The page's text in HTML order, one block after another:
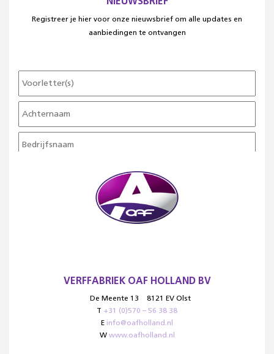
Registreer je hier voor onze nieuwsbrief om alle updates en
aanbiedingen te ontvangen
VERFFABRIEK OAF HOLLAND BV
De Meente 13
8121 EV Olst
T +31 (0)570 – 56 38 38
E info@oafholland.nl
W www.oafholland.nl